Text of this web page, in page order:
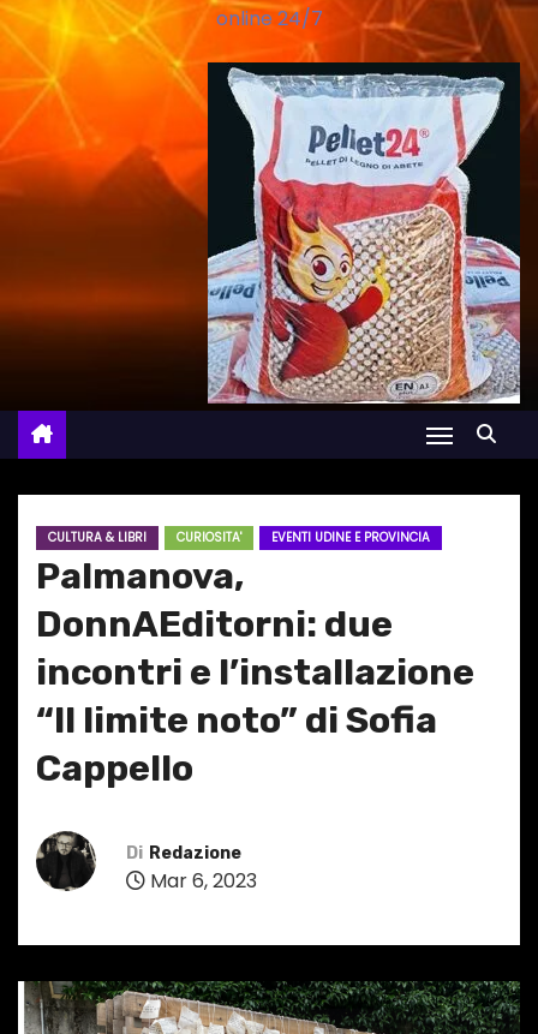
online 24/7
CULTURA & LIBRI CURIOSITA' EVENTI UDINE E PROVINCIA
Palmanova,
DonnAEditorni: due
incontri e l’installazione
“Il limite noto” di Sofia
Cappello
Di Redazione
Mar 6, 2023